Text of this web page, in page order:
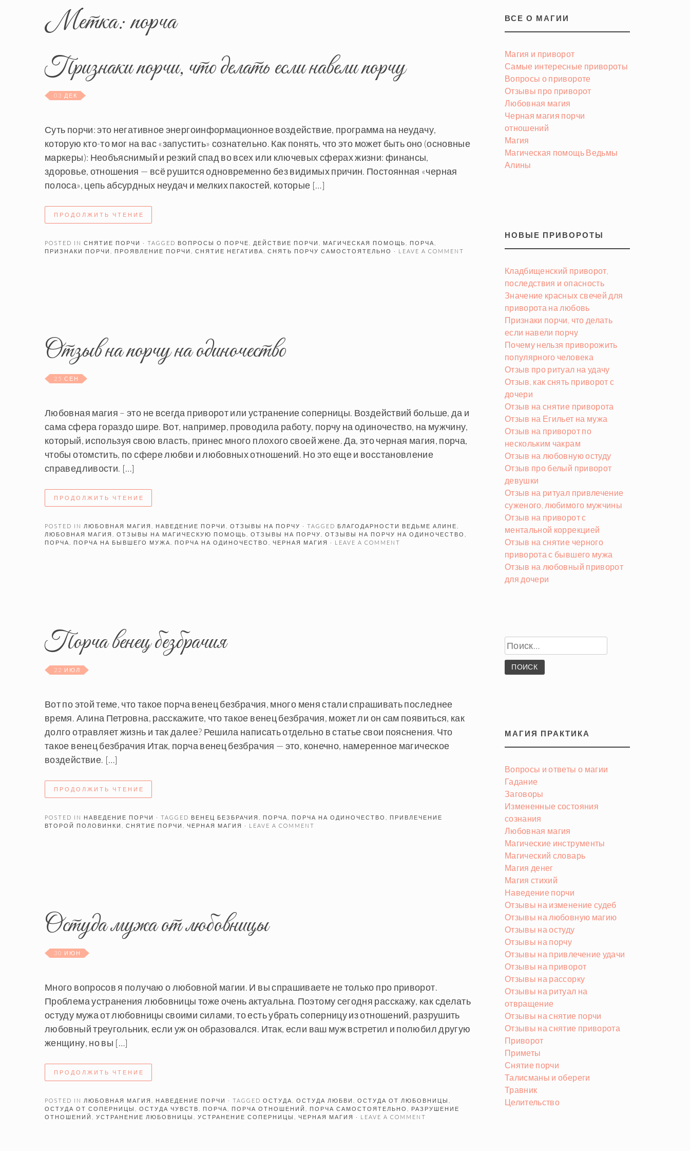
Метка:порча
Признаки порчи, что делать если навели порчу
03 ДЕК
Суть порчи: это негативное энергоинформационное воздействие, программа на неудачу,
которую кто-то мог на вас «запустить» сознательно. Как понять, что это может быть оно (основные
маркеры): Необъяснимый и резкий спад во всех или ключевых сферах жизни: финансы,
здоровье, отношения — всё рушится одновременно без видимых причин. Постоянная «черная
полоса», цепь абсурдных неудач и мелких пакостей, которые […]
ПРОДОЛЖИТЬ ЧТЕНИЕ
POSTED IN СНЯТИЕ ПОРЧИ · TAGGED ВОПРОСЫ О ПОРЧЕ ДЕЙСТВИЕ ПОРЧИ МАГИЧЕСКАЯ ПОМОЩЬ ПОРЧА
ПРИЗНАКИ ПОРЧИ
ПРОЯВЛЕНИЕ ПОРЧИ СНЯТИЕ НЕГАТИВА СНЯТЬ ПОРЧУ САМОСТОЯТЕЛЬНО · LEAVE A COMMENT
Отзыв на порчу на одиночество
25 СЕН
Любовная магия – это не всегда приворот или устранение соперницы. Воздействий больше, да и
сама сфера гораздо шире. Вот, например, проводила работу, порчу на одиночество, на мужчину,
который, используя свою власть, принес много плохого своей жене. Да, это черная магия, порча,
чтобы отомстить, по сфере любви и любовных отношений. Но это еще и восстановление
справедливости. […]
ПРОДОЛЖИТЬ ЧТЕНИЕ
POSTED IN ЛЮБОВНАЯ МАГИЯ НАВЕДЕНИЕ ПОРЧИ ОТЗЫВЫ НА ПОРЧУ · TAGGED БЛАГОДАРНОСТИ ВЕДЬМЕ АЛИНЕ
ЛЮБОВНАЯ МАГИЯ
ОТЗЫВЫ НА МАГИЧЕСКУЮ ПОМОЩЬ ОТЗЫВЫ НА ПОРЧУ ОТЗЫВЫ НА ПОРЧУ НА ОДИНОЧЕСТВО
ПОРЧА
ПОРЧА НА БЫВШЕГО МУЖА ПОРЧА НА ОДИНОЧЕСТВО ЧЕРНАЯ МАГИЯ · LEAVE A COMMENT
Порча венец безбрачия
22 ИЮЛ
Вот по этой теме, что такое порча венец безбрачия, много меня стали спрашивать последнее
время. Алина Петровна, расскажите, что такое венец безбрачия, может ли он сам появиться, как
долго отравляет жизнь и так далее? Решила написать отдельно в статье свои пояснения. Что
такое венец безбрачия Итак, порча венец безбрачия — это, конечно, намеренное магическое
воздействие. […]
ПРОДОЛЖИТЬ ЧТЕНИЕ
POSTED IN НАВЕДЕНИЕ ПОРЧИ · TAGGED ВЕНЕЦ БЕЗБРАЧИЯ ПОРЧА ПОРЧА НА ОДИНОЧЕСТВО
ПРИВЛЕЧЕНИЕ
ВТОРОЙ ПОЛОВИНКИ
СНЯТИЕ ПОРЧИ ЧЕРНАЯ МАГИЯ · LEAVE A COMMENT
Остуда мужа от любовницы
30 ИЮН
Много вопросов я получаю о любовной магии. И вы спрашиваете не только про приворот.
Проблема устранения любовницы тоже очень актуальна. Поэтому сегодня расскажу, как сделать
остуду мужа от любовницы своими силами, то есть убрать соперницу из отношений, разрушить
любовный треугольник, если уж он образовался. Итак, если ваш муж встретил и полюбил другую
женщину, но вы […]
ПРОДОЛЖИТЬ ЧТЕНИЕ
POSTED IN ЛЮБОВНАЯ МАГИЯ НАВЕДЕНИЕ ПОРЧИ · TAGGED ОСТУДА ОСТУДА ЛЮБВИ ОСТУДА ОТ ЛЮБОВНИЦЫ
ОСТУДА ОТ СОПЕРНИЦЫ
ОСТУДА ЧУВСТВ ПОРЧА ПОРЧА ОТНОШЕНИЙ ПОРЧА САМОСТОЯТЕЛЬНО
РАЗРУШЕНИЕ
ОТНОШЕНИЙ
УСТРАНЕНИЕ ЛЮБОВНИЦЫ УСТРАНЕНИЕ СОПЕРНИЦЫ ЧЕРНАЯ МАГИЯ · LEAVE A COMMENT
ВСЕ О МАГИИ
Магия и приворот
Самые интересные привороты
Вопросы о привороте
Отзывы про приворот
Любовная магия
Черная магия порчи
отношений
Магия
Магическая помощь Ведьмы
Алины
НОВЫЕ ПРИВОРОТЫ
Кладбищенский приворот,
последствия и опасность
Значение красных свечей для
приворота на любовь
Признаки порчи, что делать
если навели порчу
Почему нельзя приворожить
популярного человека
Отзыв про ритуал на удачу
Отзыв, как снять приворот с
дочери
Отзыв на снятие приворота
Отзыв на Егильет на мужа
Отзыв на приворот по
нескольким чакрам
Отзыв на любовную остуду
Отзыв про белый приворот
девушки
Отзыв на ритуал привлечение
суженого, любимого мужчины
Отзыв на приворот с
ментальной коррекцией
Отзыв на снятие черного
приворота с бывшего мужа
Отзыв на любовный приворот
для дочери
Найти:
МАГИЯ ПРАКТИКА
Вопросы и ответы о магии
Гадание
Заговоры
Измененные состояния
сознания
Любовная магия
Магические инструменты
Магический словарь
Магия денег
Магия стихий
Наведение порчи
Отзывы на изменение судеб
Отзывы на любовную магию
Отзывы на остуду
Отзывы на порчу
Отзывы на привлечение удачи
Отзывы на приворот
Отзывы на рассорку
Отзывы на ритуал на
отвращение
Отзывы на снятие порчи
Отзывы на снятие приворота
Приворот
Приметы
Снятие порчи
Талисманы и обереги
Травник
Целительство